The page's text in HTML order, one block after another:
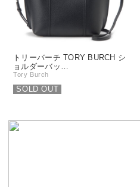
トリーバーチ TORY BURCH シ
ョルダーバッ…
Tory Burch
SOLD OUT